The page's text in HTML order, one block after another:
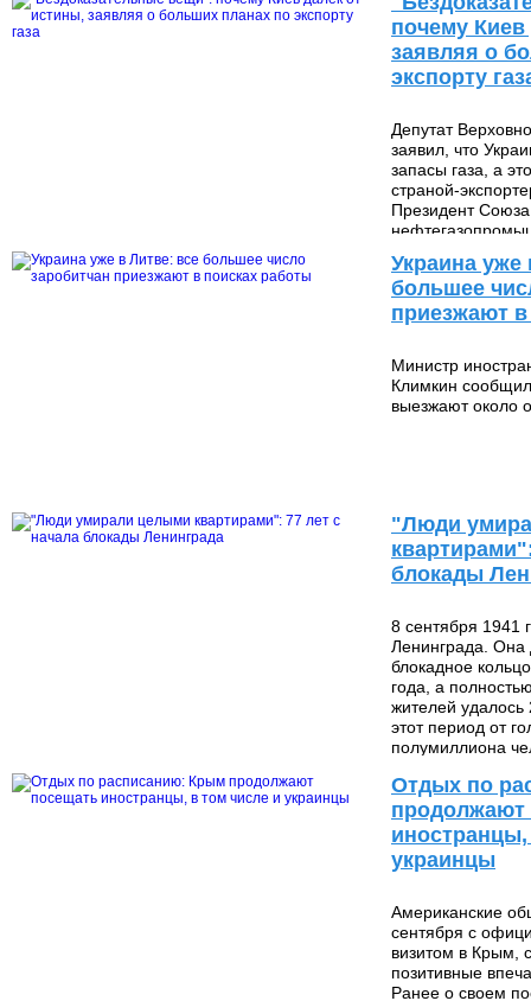
почему Киев
заявляя о
экспорту
Депутат
заявил, что
запасы газа, а
страной-
Президент Союза
об
Украина уже
большее
приезжают
Министр
Климкин
выезжают около
"Люди
блокады
8 сентября 1941
Ленинграда. Она
блокадное
года, а
жителей удалось
этот период от
полумиллиона
Отдых по
продолжают
украинцы
Американские
сентября с
визитом в Крым,
позитивные
Ранее о своем